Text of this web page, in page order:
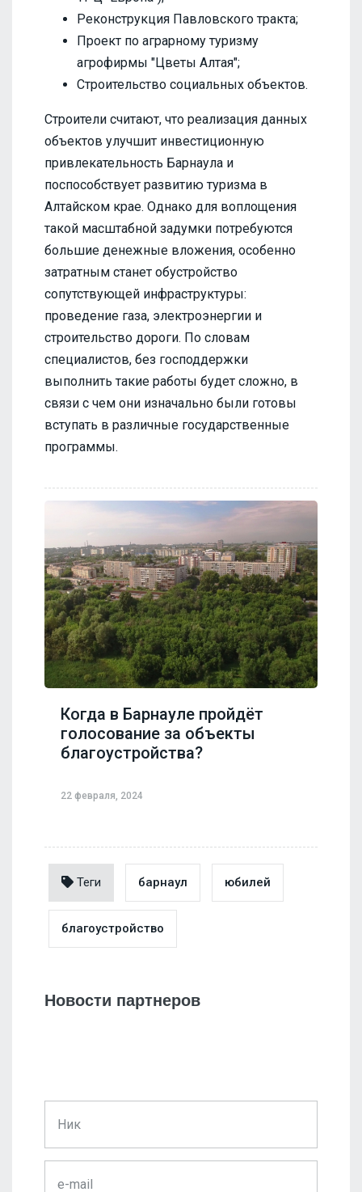
Реконструкция Павловского тракта;
Проект по аграрному туризму
агрофирмы "Цветы Алтая";
Строительство социальных объектов.
Строители считают, что реализация данных
объектов улучшит инвестиционную
привлекательность Барнаула и
поспособствует развитию туризма в
Алтайском крае. Однако для воплощения
такой масштабной задумки потребуются
большие денежные вложения, особенно
затратным станет обустройство
сопутствующей инфраструктуры:
проведение газа, электроэнергии и
строительство дороги. По словам
специалистов, без господдержки
выполнить такие работы будет сложно, в
связи с чем они изначально были готовы
вступать в различные государственные
программы.
Когда в Барнауле пройдёт
голосование за объекты
благоустройства?
22 февраля, 2024
Теги барнаул юбилей
благоустройство
Новости партнеров